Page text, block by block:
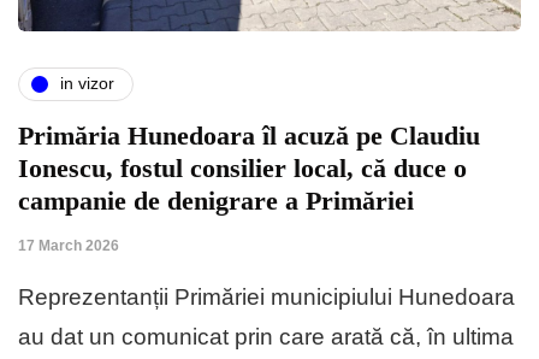
in vizor
Primăria Hunedoara îl acuză pe Claudiu
Ionescu, fostul consilier local, că duce o
campanie de denigrare a Primăriei
17 March 2026
Reprezentanții Primăriei muni­ci­piului Hunedoara
au dat un comu­nicat prin care arată că, în ultima